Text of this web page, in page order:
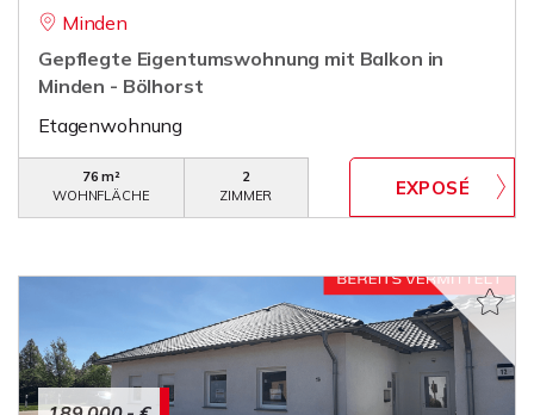
Minden
Gepflegte Eigentumswohnung mit Balkon in
Minden - Bölhorst
Etagenwohnung
76 m²
WOHNFLÄCHE
2
ZIMMER